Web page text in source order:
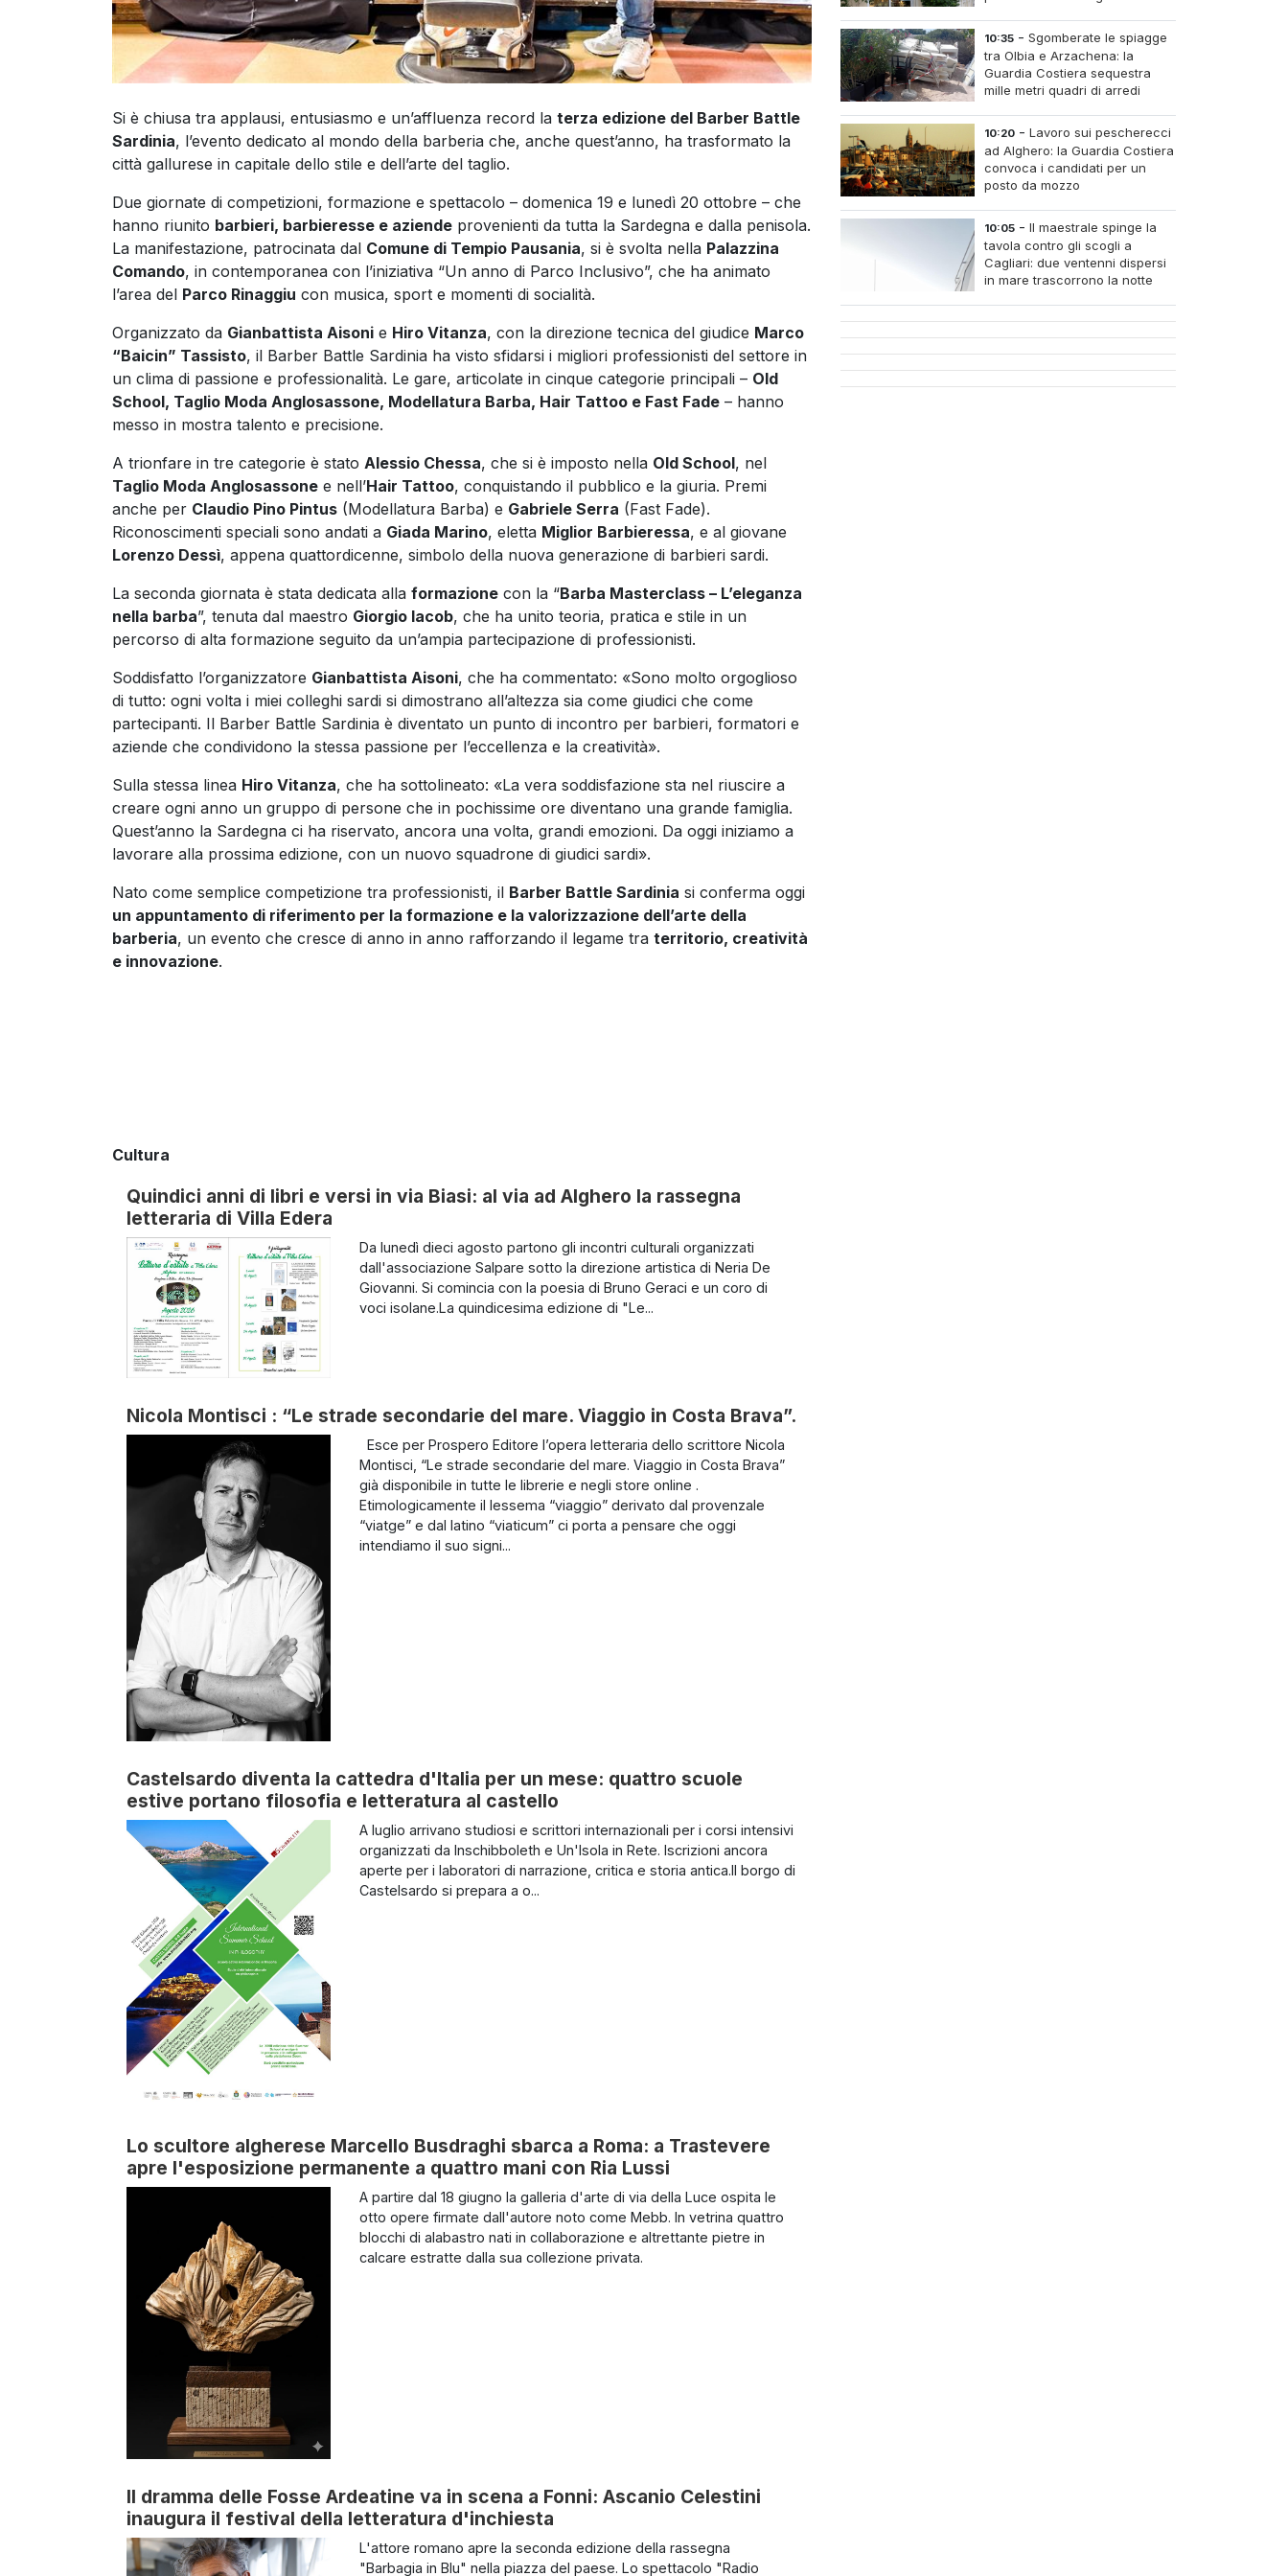
Si è chiusa tra applausi, entusiasmo e un’affluenza record la terza edizione del Barber Battle
Sardinia, l’evento dedicato al mondo della barberia che, anche quest’anno, ha trasformato la
città gallurese in capitale dello stile e dell’arte del taglio.
Due giornate di competizioni, formazione e spettacolo – domenica 19 e lunedì 20 ottobre – che
hanno riunito barbieri, barbieresse e aziende provenienti da tutta la Sardegna e dalla penisola.
La manifestazione, patrocinata dal Comune di Tempio Pausania, si è svolta nella Palazzina
Comando, in contemporanea con l’iniziativa “Un anno di Parco Inclusivo”, che ha animato
l’area del Parco Rinaggiu con musica, sport e momenti di socialità.
Organizzato da Gianbattista Aisoni e Hiro Vitanza, con la direzione tecnica del giudice Marco
“Baicin” Tassisto, il Barber Battle Sardinia ha visto sfidarsi i migliori professionisti del settore in
un clima di passione e professionalità. Le gare, articolate in cinque categorie principali – Old
School, Taglio Moda Anglosassone, Modellatura Barba, Hair Tattoo e Fast Fade – hanno
messo in mostra talento e precisione.
A trionfare in tre categorie è stato Alessio Chessa, che si è imposto nella Old School, nel
Taglio Moda Anglosassone e nell’Hair Tattoo, conquistando il pubblico e la giuria. Premi
anche per Claudio Pino Pintus (Modellatura Barba) e Gabriele Serra (Fast Fade).
Riconoscimenti speciali sono andati a Giada Marino, eletta Miglior Barbieressa, e al giovane
Lorenzo Dessì, appena quattordicenne, simbolo della nuova generazione di barbieri sardi.
La seconda giornata è stata dedicata alla formazione con la “Barba Masterclass – L’eleganza
nella barba”, tenuta dal maestro Giorgio Iacob, che ha unito teoria, pratica e stile in un
percorso di alta formazione seguito da un’ampia partecipazione di professionisti.
Soddisfatto l’organizzatore Gianbattista Aisoni, che ha commentato: «Sono molto orgoglioso
di tutto: ogni volta i miei colleghi sardi si dimostrano all’altezza sia come giudici che come
partecipanti. Il Barber Battle Sardinia è diventato un punto di incontro per barbieri, formatori e
aziende che condividono la stessa passione per l’eccellenza e la creatività».
Sulla stessa linea Hiro Vitanza, che ha sottolineato: «La vera soddisfazione sta nel riuscire a
creare ogni anno un gruppo di persone che in pochissime ore diventano una grande famiglia.
Quest’anno la Sardegna ci ha riservato, ancora una volta, grandi emozioni. Da oggi iniziamo a
lavorare alla prossima edizione, con un nuovo squadrone di giudici sardi».
Nato come semplice competizione tra professionisti, il Barber Battle Sardinia si conferma oggi
un appuntamento di riferimento per la formazione e la valorizzazione dell’arte della
barberia, un evento che cresce di anno in anno rafforzando il legame tra territorio, creatività
e innovazione.
Cultura
Quindici anni di libri e versi in via Biasi: al via ad Alghero la rassegna
letteraria di Villa Edera
Da lunedì dieci agosto partono gli incontri culturali organizzati
dall'associazione Salpare sotto la direzione artistica di Neria De
Giovanni. Si comincia con la poesia di Bruno Geraci e un coro di
voci isolane.La quindicesima edizione di "Le...
Nicola Montisci : “Le strade secondarie del mare. Viaggio in Costa Brava”.
Esce per Prospero Editore l’opera letteraria dello scrittore Nicola
Montisci, “Le strade secondarie del mare. Viaggio in Costa Brava”
già disponibile in tutte le librerie e negli store online .
Etimologicamente il lessema “viaggio” derivato dal provenzale
“viatge” e dal latino “viaticum” ci porta a pensare che oggi
intendiamo il suo signi...
Castelsardo diventa la cattedra d'Italia per un mese: quattro scuole
estive portano filosofia e letteratura al castello
A luglio arrivano studiosi e scrittori internazionali per i corsi intensivi
organizzati da Inschibboleth e Un'Isola in Rete. Iscrizioni ancora
aperte per i laboratori di narrazione, critica e storia antica.Il borgo di
Castelsardo si prepara a o...
Lo scultore algherese Marcello Busdraghi sbarca a Roma: a Trastevere
apre l'esposizione permanente a quattro mani con Ria Lussi
A partire dal 18 giugno la galleria d'arte di via della Luce ospita le
otto opere firmate dall'autore noto come Mebb. In vetrina quattro
blocchi di alabastro nati in collaborazione e altrettante pietre in
calcare estratte dalla sua collezione privata.
Il dramma delle Fosse Ardeatine va in scena a Fonni: Ascanio Celestini
inaugura il festival della letteratura d'inchiesta
L'attore romano apre la seconda edizione della rassegna
"Barbagia in Blu" nella piazza del paese. Lo spettacolo "Radio
10:35 - Sgomberate le spiagge
tra Olbia e Arzachena: la
Guardia Costiera sequestra
mille metri quadri di arredi
10:20 - Lavoro sui pescherecci
ad Alghero: la Guardia Costiera
convoca i candidati per un
posto da mozzo
10:05 - Il maestrale spinge la
tavola contro gli scogli a
Cagliari: due ventenni dispersi
in mare trascorrono la notte